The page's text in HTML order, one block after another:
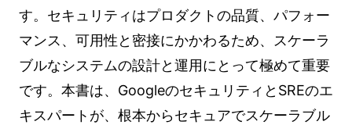
す。セキュリティはプロダクトの品質、パフォー
マンス、可用性と密接にかかわるため、スケーラ
ブルなシステムの設計と運用にとって極めて重要
です。本書は、GoogleのセキュリティとSREのエ
キスパートが、根本からセキュアでスケーラブル